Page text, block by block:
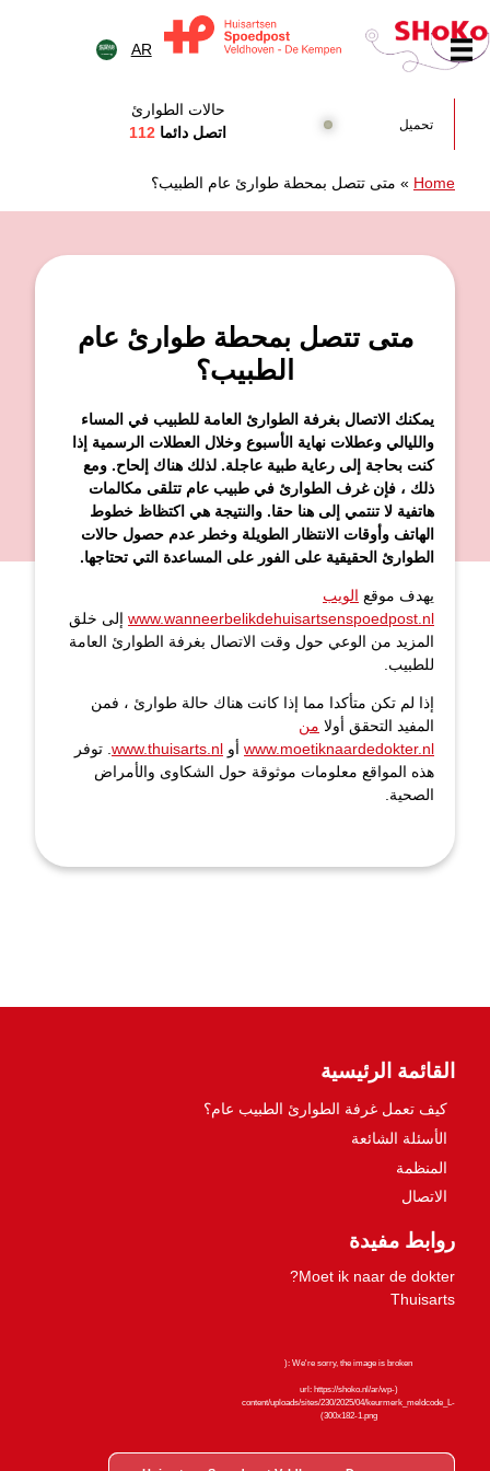
AR
تحميل
حالات الطوارئ
اتصل دائما 112
Home
» متى تتصل بمحطة طوارئ عام الطبيب؟
متى تتصل بمحطة طوارئ عام
الطبيب؟
يمكنك الاتصال بغرفة الطوارئ العامة للطبيب في المساء
والليالي وعطلات نهاية الأسبوع وخلال العطلات الرسمية إذا
كنت بحاجة إلى رعاية طبية عاجلة. لذلك هناك إلحاح. ومع
ذلك ، فإن غرف الطوارئ في طبيب عام تتلقى مكالمات
هاتفية لا تنتمي إلى هنا حقا. والنتيجة هي اكتظاظ خطوط
الهاتف وأوقات الانتظار الطويلة وخطر عدم حصول حالات
الطوارئ الحقيقية على الفور على المساعدة التي تحتاجها.
يهدف موقع الويب
www.wanneerbelikdehuisartsenspoedpost.nl إلى خلق
المزيد من الوعي حول وقت الاتصال بغرفة الطوارئ العامة
للطبيب.
إذا لم تكن متأكدا مما إذا كانت هناك حالة طوارئ ، فمن
المفيد التحقق أولا من
www.moetiknaardedokter.nl أو www.thuisarts.nl. توفر
هذه المواقع معلومات موثوقة حول الشكاوى والأمراض
الصحية.
القائمة الرئيسية
كيف تعمل غرفة الطوارئ الطبيب عام؟
الأسئلة الشائعة
المنظمة
الاتصال
روابط مفيدة
Moet ik naar de dokter?
Thuisarts